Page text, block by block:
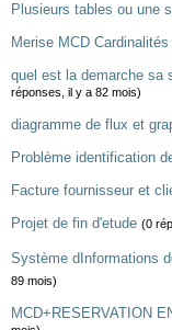
Plusieurs tables ou une
Merise MCD Cardinalités
quel est la demarche sa
réponses, il y a 82 mois)
diagramme de flux et
Problème identification
Facture fournisseur et
Projet de fin d'etude (0
Système dInformations
89 mois)
MCD+RESERVATION